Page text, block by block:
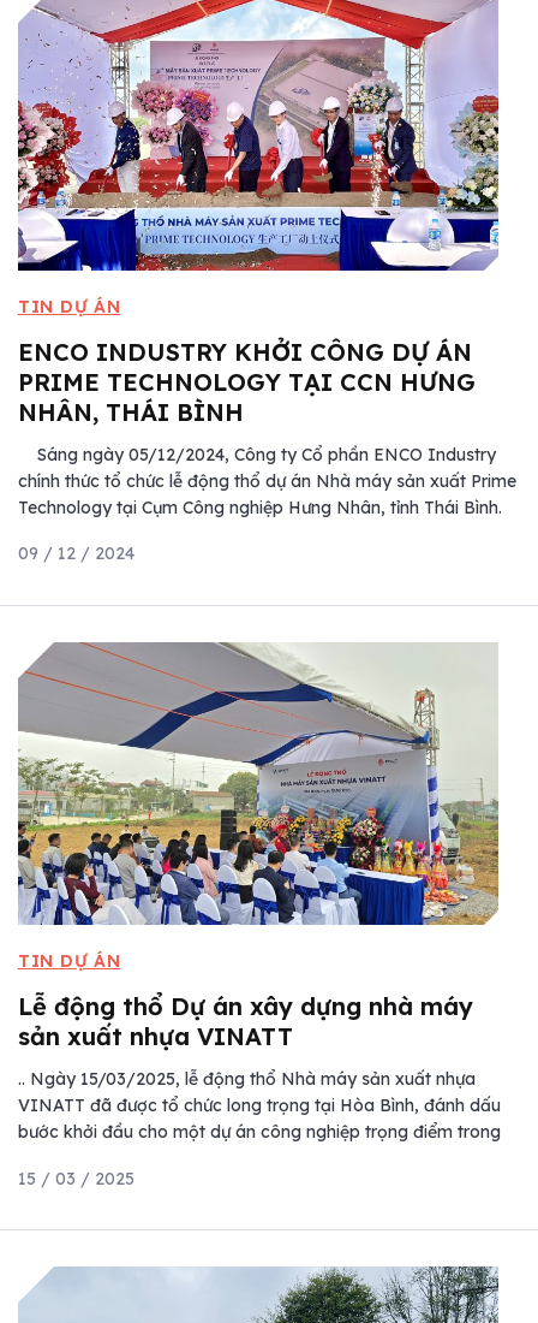
TIN DỰ ÁN
ENCO INDUSTRY KHỞI CÔNG DỰ ÁN
PRIME TECHNOLOGY TẠI CCN HƯNG
NHÂN, THÁI BÌNH
Sáng ngày 05/12/2024, Công ty Cổ phần ENCO Industry
chính thức tổ chức lễ động thổ dự án Nhà máy sản xuất Prime
Technology tại Cụm Công nghiệp Hưng Nhân, tỉnh Thái Bình.
09 / 12 / 2024
TIN DỰ ÁN
Lễ động thổ Dự án xây dựng nhà máy
sản xuất nhựa VINATT
.. Ngày 15/03/2025, lễ động thổ Nhà máy sản xuất nhựa
VINATT đã được tổ chức long trọng tại Hòa Bình, đánh dấu
bước khởi đầu cho một dự án công nghiệp trọng điểm trong
15 / 03 / 2025